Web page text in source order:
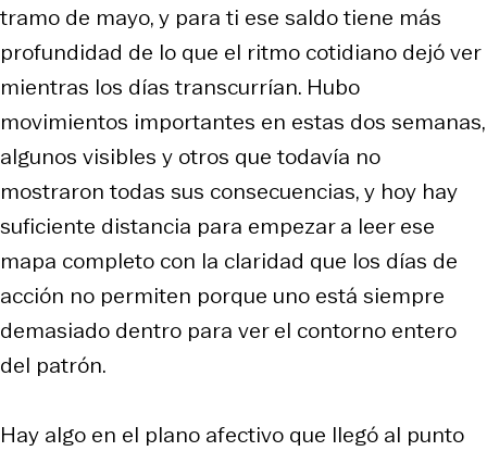
tramo de mayo, y para ti ese saldo tiene más
profundidad de lo que el ritmo cotidiano dejó ver
mientras los días transcurrían. Hubo
movimientos importantes en estas dos semanas,
algunos visibles y otros que todavía no
mostraron todas sus consecuencias, y hoy hay
suficiente distancia para empezar a leer ese
mapa completo con la claridad que los días de
acción no permiten porque uno está siempre
demasiado dentro para ver el contorno entero
del patrón.
Hay algo en el plano afectivo que llegó al punto